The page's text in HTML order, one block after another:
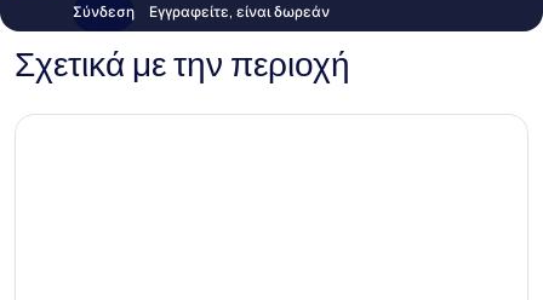
Σύνδεση Εγγραφείτε, είναι δωρεάν
Σχετικά με την περιοχή